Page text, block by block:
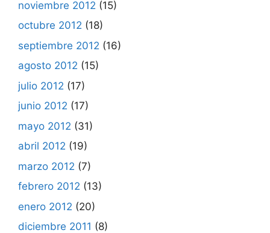
noviembre 2012 (15)
octubre 2012 (18)
septiembre 2012 (16)
agosto 2012 (15)
julio 2012 (17)
junio 2012 (17)
mayo 2012 (31)
abril 2012 (19)
marzo 2012 (7)
febrero 2012 (13)
enero 2012 (20)
diciembre 2011 (8)